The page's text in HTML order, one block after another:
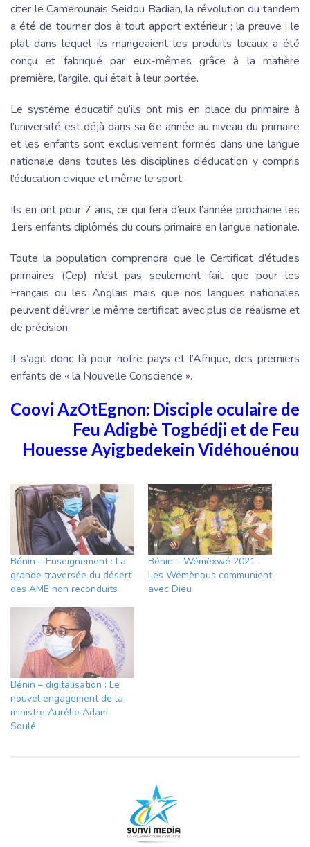
citer le Camerounais Seidou Badian, la révolution du tandem
a été de tourner dos à tout apport extérieur ; la preuve : le
plat dans lequel ils mangeaient les produits locaux a été
conçu et fabriqué par eux-mêmes grâce à la matière
première, l’argile, qui était à leur portée.
Le système éducatif qu’ils ont mis en place du primaire à
l’université est déjà dans sa 6e année au niveau du primaire
et les enfants sont exclusivement formés dans une langue
nationale dans toutes les disciplines d’éducation y compris
l’éducation civique et même le sport.
Ils en ont pour 7 ans, ce qui fera d’eux l’année prochaine les
1ers enfants diplômés du cours primaire en langue nationale.
Toute la population comprendra que le Certificat d’études
primaires (Cep) n’est pas seulement fait que pour les
Français ou les Anglais mais que nos langues nationales
peuvent délivrer le même certificat avec plus de réalisme et
de précision.
Il s’agit donc là pour notre pays et l’Afrique, des premiers
enfants de « la Nouvelle Conscience ».
Coovi AzOtEgnon: Disciple oculaire de
Feu Adigbè Togbédji et de Feu
Houesse Ayigbedekein Vidéhouénou
Bénin – Enseignement : La
grande traversée du désert
des AME non reconduits
Bénin – Wémèxwé 2021 :
Les Wémènous communient
avec Dieu
Bénin – digitalisation : Le
nouvel engagement de la
ministre Aurélie Adam
Soulé